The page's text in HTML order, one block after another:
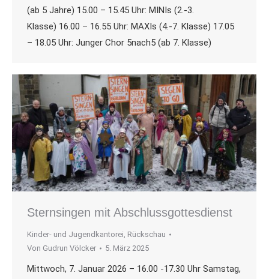
(ab 5 Jahre) 15.00 – 15.45 Uhr: MINIs (2.-3.
Klasse) 16.00 – 16.55 Uhr: MAXIs (4.-7. Klasse) 17.05
– 18.05 Uhr: Junger Chor 5nach5 (ab 7. Klasse)
Sternsingen mit Abschlussgottesdienst
Kinder- und Jugendkantorei, Rückschau
Von Gudrun Völcker 5. März 2025
Mittwoch, 7. Januar 2026 – 16.00 -17.30 Uhr Samstag,